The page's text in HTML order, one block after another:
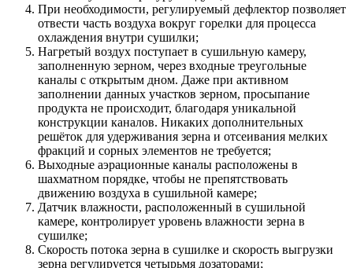
При необходимости, регулируемый дефлектор позволяет
отвести часть воздуха вокруг горелки для процесса
охлаждения внутри сушилки;
Нагретый воздух поступает в сушильную камеру,
заполненную зерном, через входные треугольные
каналы с открытым дном. Даже при активном
заполнении данных участков зерном, просыпание
продукта не происходит, благодаря уникальной
конструкции каналов. Никаких дополнительных
решёток для удерживания зерна и отсеивания мелких
фракций и сорных элементов не требуется;
Выходные аэрационные каналы расположены в
шахматном порядке, чтобы не препятствовать
движению воздуха в сушильной камере;
Датчик влажности, расположенный в сушильной
камере, контролирует уровень влажности зерна в
сушилке;
Скорость потока зерна в сушилке и скорость выгрузки
зерна регулируется четырьмя дозаторами;